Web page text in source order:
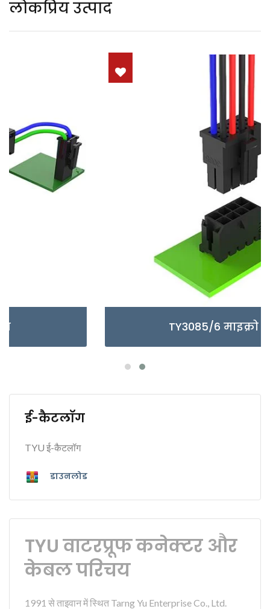
लोकप्रिय उत्पाद
TY3085/6 माइक्रो सीरीज
ई-कैटलॉग
TYU ई-कैटलॉग
डाउनलोड
TYU वाटरप्रूफ कनेक्टर और
केबल परिचय
1991 से ताइवान में स्थित Tarng Yu Enterprise Co., Ltd.